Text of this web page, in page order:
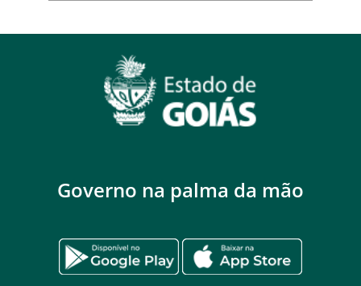
Governo na palma da mão